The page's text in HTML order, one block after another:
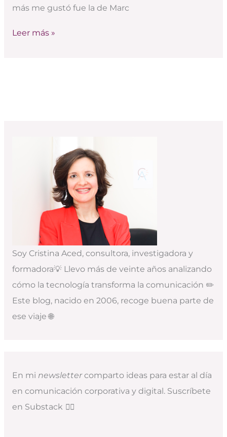
más me gustó fue la de Marc
Leer más »
Soy Cristina Aced, consultora, investigadora y
formadora💡 Llevo más de veinte años analizando
cómo la tecnología transforma la comunicación ✏️
Este blog, nacido en 2006, recoge buena parte de
ese viaje 🌐
En mi newslettercomparto ideas para estar al día
en comunicación corporativa y digital. Suscríbete
en Substack 👇🏻